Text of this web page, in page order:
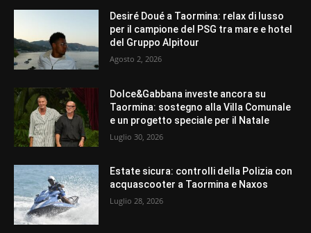
Desiré Doué a Taormina: relax di lusso
per il campione del PSG tra mare e hotel
del Gruppo Alpitour
Agosto 2, 2026
Dolce&Gabbana investe ancora su
Taormina: sostegno alla Villa Comunale
e un progetto speciale per il Natale
Luglio 30, 2026
Estate sicura: controlli della Polizia con
acquascooter a Taormina e Naxos
Luglio 28, 2026